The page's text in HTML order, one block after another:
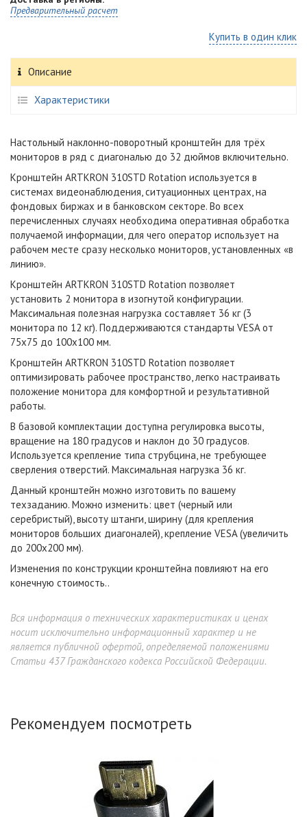
Предварительный расчет
Купить в один клик
Описание
Характеристики
Настольный наклонно-поворотный кронштейн для трёх
мониторов в ряд с диагональю до 32 дюймов включительно.
Кронштейн ARTKRON​ 310STD Rotation используется в
системах видеонаблюдения, ситуационных центрах, на
фондовых биржах и в банковском секторе. Во всех
перечисленных случаях необходима оперативная обработка
получаемой информации, для чего оператор использует на
рабочем месте сразу несколько мониторов, установленных «в
линию».
Кронштейн ARTKRON​ 310STD Rotation позволяет
установить 2 монитора в изогнутой конфигурации.
Максимальная полезная нагрузка составляет 36 кг (3
монитора по 12 кг). Поддерживаются стандарты VESA от
75х75 до 100х100 мм.
Кронштейн ARTKRON​ 310STD Rotation позволяет
оптимизировать рабочее пространство, легко настраивать
положение монитора для комфортной и результативной
работы.
В базовой комплектации доступна регулировка высоты,
вращение на 180 градусов и наклон до 30 градусов.
Используется крепление типа струбцина, не требующее
сверления отверстий. Максимальная нагрузка 36 кг.
Данный кронштейн можно изготовить по вашему
техзаданию. Можно изменить: цвет (черный или
серебристый), высоту штанги, ширину (для крепления
мониторов больших диагоналей), крепление VESA (увеличить
до 200x200 мм).
Изменения по конструкции кронштейна повлияют на его
конечную стоимость..
Вся информация о технических характеристиках и ценах
носит исключительно информационный характер и не
является публичной офертой, определяемой положениями
Статьи 437 Гражданского кодекса Российской Федерации.
Рекомендуем посмотреть